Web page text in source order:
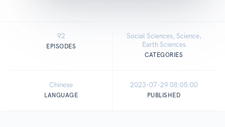
92
EPISODES
Social Sciences, Science,
Earth Sciences
CATEGORIES
Chinese
LANGUAGE
2023-07-29 08:05:00
PUBLISHED